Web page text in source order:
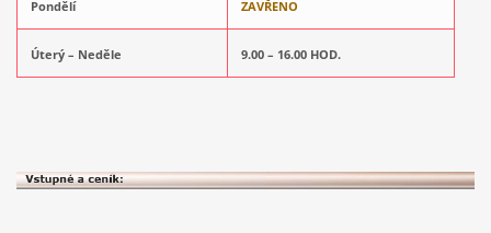
Pondělí ZAVŘENO
Úterý – Neděle 9.00 – 16.00 HOD.